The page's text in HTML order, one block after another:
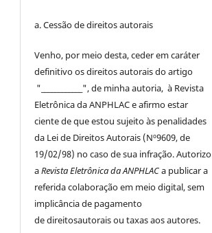
a. Cessão dedireitosautorais
Venho, por meio desta, ceder em caráter
definitivo osdireitosautoraisdo artigo
"____________", de minha autoria, à Revista
Eletrônica da ANPHLACe afirmo estar
ciente de que estou sujeito às penalidades
da Lei de DireitosAutorais (Nº9609, de
19/02/98) no caso de sua infração. Autorizo
aRevista Eletrônica da ANPHLACa publicar a
referida colaboração em meio digital, sem
implicância de pagamento
dedireitosautoraisou taxas aos autores.